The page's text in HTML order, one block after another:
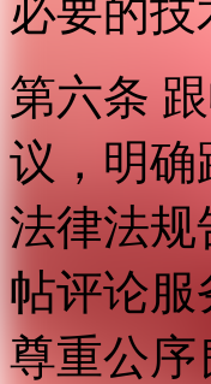
必要的
第六条
议，明确
法律法规
帖评论
尊重公序